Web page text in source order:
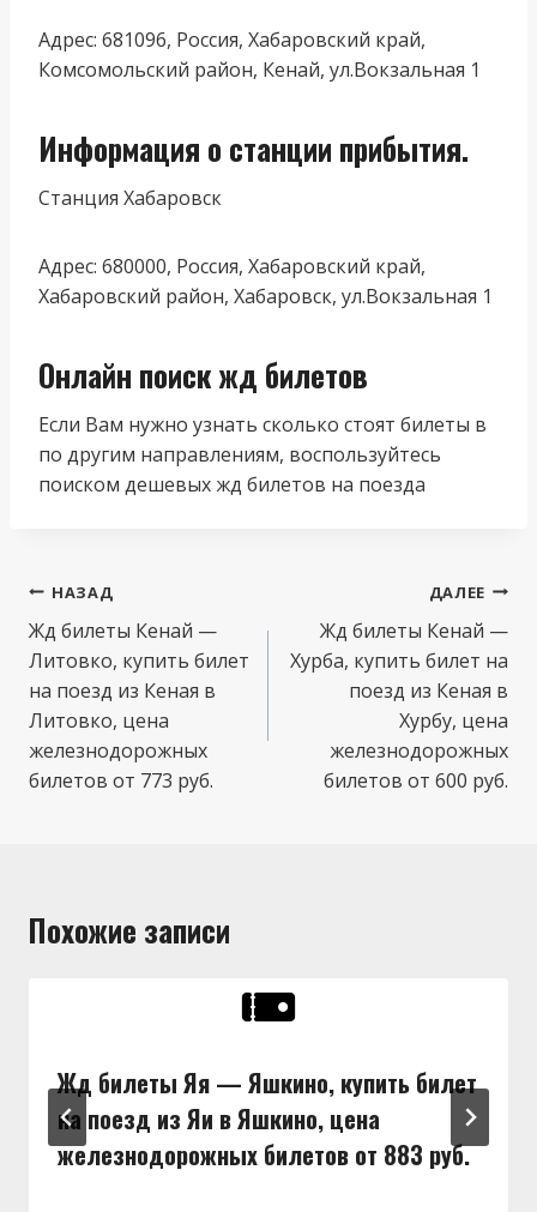
Адрес: 681096, Россия, Хабаровский край,
Комсомольский район, Кенай, ул.Вокзальная 1
Информация о станции прибытия.
Станция Хабаровск
Адрес: 680000, Россия, Хабаровский край,
Хабаровский район, Хабаровск, ул.Вокзальная 1
Онлайн поиск жд билетов
Если Вам нужно узнать сколько стоят билеты в
по другим направлениям, воспользуйтесь
поиском дешевых жд билетов на поезда
Навигация
по
записям
НАЗАД
Жд билеты Кенай —
Литовко, купить билет
на поезд из Кеная в
Литовко, цена
железнодорожных
билетов от 773 руб.
ДАЛЕЕ
Жд билеты Кенай —
Хурба, купить билет на
поезд из Кеная в
Хурбу, цена
железнодорожных
билетов от 600 руб.
Похожие записи
Жд билеты Яя — Яшкино, купить билет
на поезд из Яи в Яшкино, цена
железнодорожных билетов от 883 руб.